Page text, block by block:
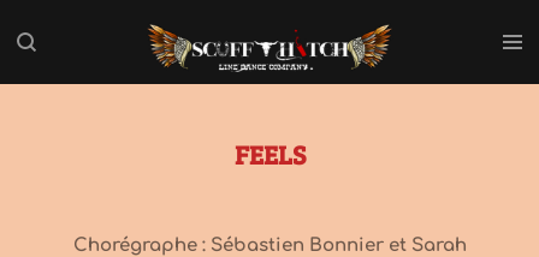
au
FEELS
Chorégraphe : Sébastien Bonnier et Sarah